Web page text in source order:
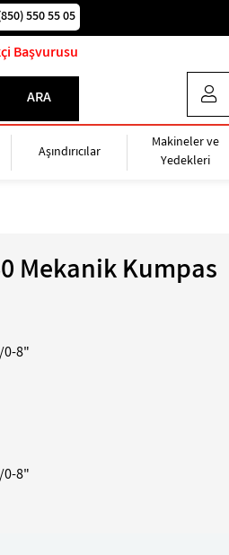
550 55 05
Başvurusu
Aşındırıcılar
Makineler ve
Yedekleri
Mekanik Kumpas
0-8"
0-8"